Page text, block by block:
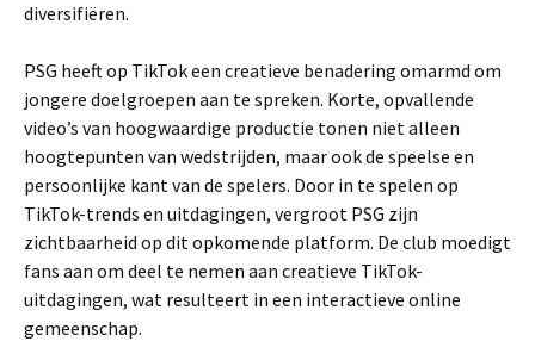
diversifiëren.
PSG heeft op TikTok een creatieve benadering omarmd om
jongere doelgroepen aan te spreken. Korte, opvallende
video’s van hoogwaardige productie tonen niet alleen
hoogtepunten van wedstrijden, maar ook de speelse en
persoonlijke kant van de spelers. Door in te spelen op
TikTok-trends en uitdagingen, vergroot PSG zijn
zichtbaarheid op dit opkomende platform. De club moedigt
fans aan om deel te nemen aan creatieve TikTok-
uitdagingen, wat resulteert in een interactieve online
gemeenschap.